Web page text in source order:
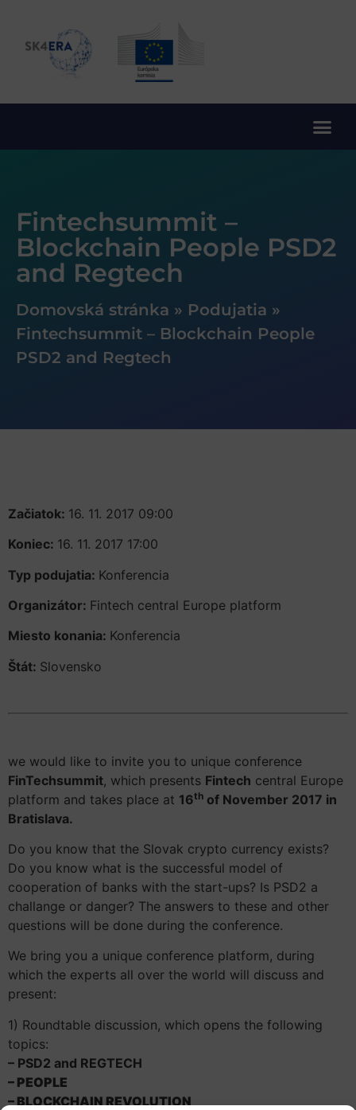
Fintechsummit –
Blockchain People PSD2
and Regtech
Domovská stránka » Podujatia »
Fintechsummit – Blockchain People
PSD2 and Regtech
Začiatok: 16. 11. 2017 09:00
Koniec: 16. 11. 2017 17:00
Typ podujatia: Konferencia
Organizátor: Fintech central Europe platform
Miesto konania: Konferencia
Štát: Slovensko
we would like to invite you to unique conference
FinTechsummit, which presents Fintech central Europe
platform and takes place at 16th of November 2017 in
Bratislava.
Do you know that the Slovak crypto currency exists?
Do you know what is the successful model of
cooperation of banks with the start-ups? Is PSD2 a
challange or danger? The answers to these and other
questions will be done during the conference.
We bring you a unique conference platform, during
which the experts all over the world will discuss and
present:
1) Roundtable discussion, which opens the following
topics:
– PSD2 and REGTECH
– PEOPLE
– BLOCKCHAIN REVOLUTION